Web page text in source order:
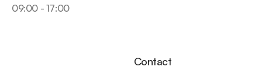
09:00 - 17:00
Contact